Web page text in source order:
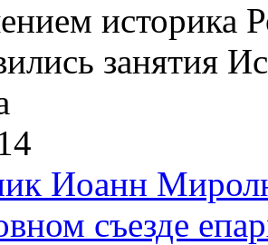
историка
занятия
Иоанн
съезде